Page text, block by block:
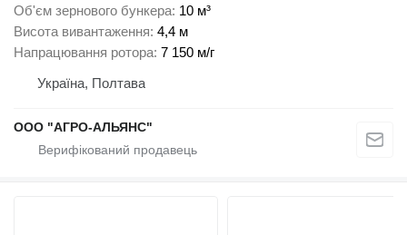
Об'єм зернового бункера 10 м³
Висота вивантаження 4,4 м
Напрацювання ротора 7 150 м/г
Україна, Полтава
ООО "АГРО-АЛЬЯНС"